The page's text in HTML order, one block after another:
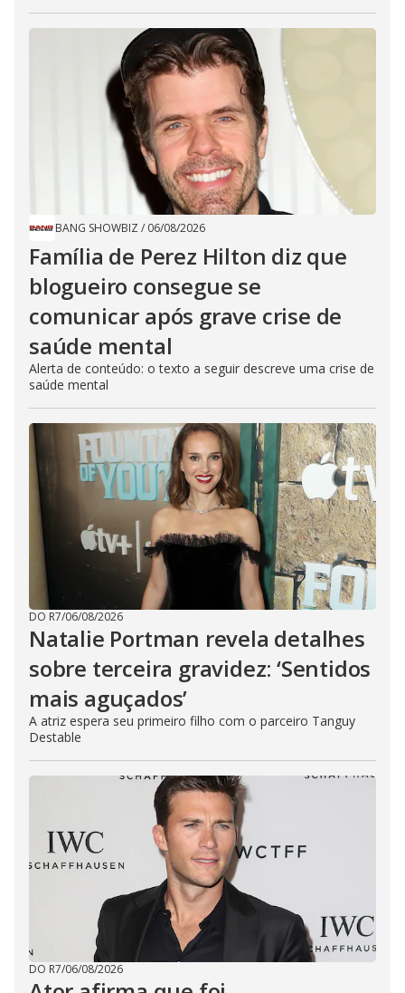
BANG SHOWBIZ / 06/08/2026
Família de Perez Hilton diz que
blogueiro consegue se
comunicar após grave crise de
saúde mental
Alerta de conteúdo: o texto a seguir descreve uma crise de
saúde mental
DO R7/06/08/2026
Natalie Portman revela detalhes
sobre terceira gravidez: ‘Sentidos
mais aguçados’
A atriz espera seu primeiro filho com o parceiro Tanguy
Destable
DO R7/06/08/2026